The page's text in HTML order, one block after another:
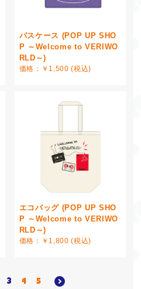
パスケース (POP UP SHO
P ～Welcome to VERIWO
RLD～)
価格：￥1,500 (税込)
エコバッグ (POP UP SHO
P ～Welcome to VERIWO
RLD～)
価格：￥1,800 (税込)
3 4 5